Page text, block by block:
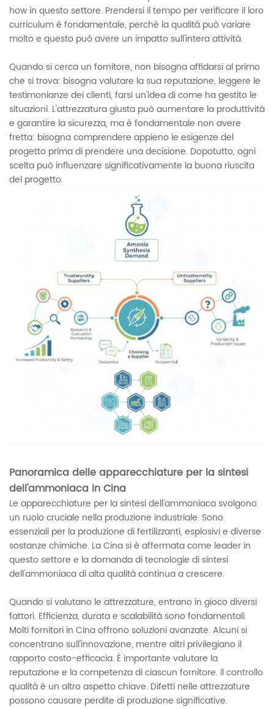
how in questo settore. Prendersi il tempo per verificare il loro
curriculum è fondamentale, perché la qualità può variare
molto e questo può avere un impatto sull'intera attività.
Quando si cerca un fornitore, non bisogna affidarsi al primo
che si trova: bisogna valutare la sua reputazione, leggere le
testimonianze dei clienti, farsi un'idea di come ha gestito le
situazioni. L'attrezzatura giusta può aumentare la produttività
e garantire la sicurezza, ma è fondamentale non avere
fretta: bisogna comprendere appieno le esigenze del
progetto prima di prendere una decisione. Dopotutto, ogni
scelta può influenzare significativamente la buona riuscita
del progetto.
Panoramica delle apparecchiature per la sintesi
dell'ammoniaca in Cina
Le apparecchiature per la sintesi dell'ammoniaca svolgono
un ruolo cruciale nella produzione industriale. Sono
essenziali per la produzione di fertilizzanti, esplosivi e diverse
sostanze chimiche. La Cina si è affermata come leader in
questo settore e la domanda di tecnologie di sintesi
dell'ammoniaca di alta qualità continua a crescere.
Quando si valutano le attrezzature, entrano in gioco diversi
fattori. Efficienza, durata e scalabilità sono fondamentali.
Molti fornitori in Cina offrono soluzioni avanzate. Alcuni si
concentrano sull'innovazione, mentre altri privilegiano il
rapporto costo-efficacia. È importante valutare la
reputazione e la competenza di ciascun fornitore. Il controllo
qualità è un altro aspetto chiave. Difetti nelle attrezzature
possono causare perdite di produzione significative.